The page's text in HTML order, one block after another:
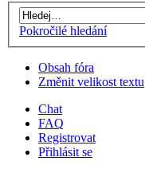
Pokročilé hledání
Obsah fóra
Změnit velikost textu
Chat
FAQ
Registrovat
Přihlásit se